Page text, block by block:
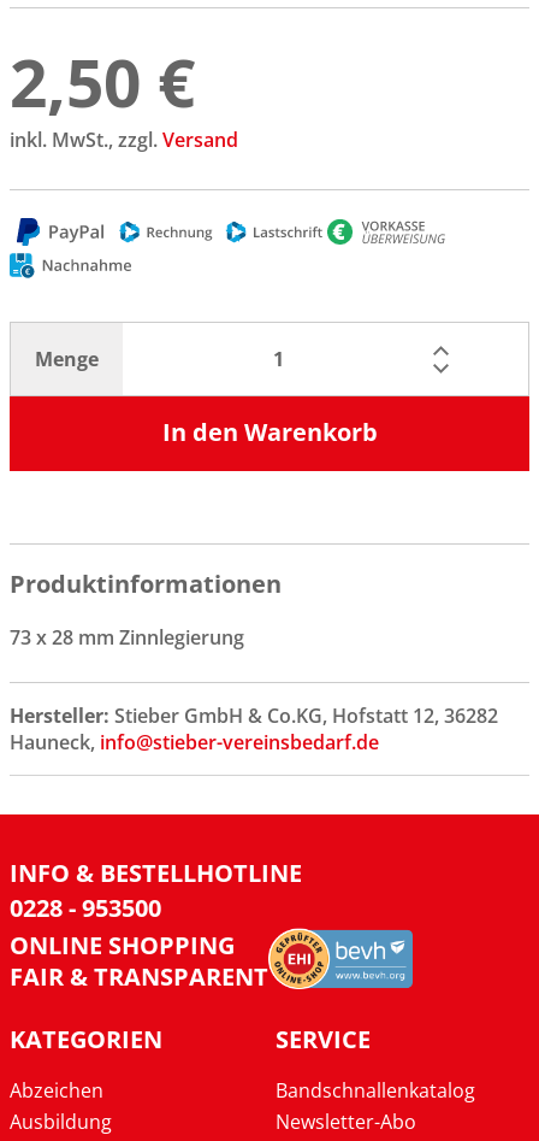
2,50 €
inkl. MwSt., zzgl.Versand
Menge
In den Warenkorb
Produktinformationen
73 x 28 mm Zinnlegierung
Hersteller: Stieber GmbH & Co.KG, Hofstatt 12, 36282
Hauneck, info@stieber-vereinsbedarf.de
INFO & BESTELLHOTLINE
0228 - 953500
ONLINE SHOPPING
FAIR & TRANSPARENT
KATEGORIEN
Abzeichen
Ausbildung
SERVICE
Bandschnallenkatalog
Newsletter-Abo